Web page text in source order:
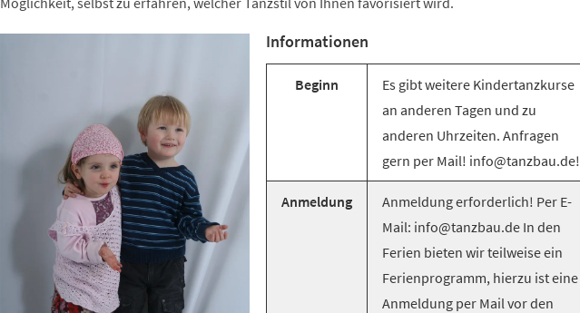
Informationen
Beginn
Es gibt weitere Kindertanzkurse
an anderen Tagen und zu
anderen Uhrzeiten. Anfragen
gern per Mail! info@tanzbau.de!
Anmeldung
Anmeldung erforderlich! Per E-
Mail: info@tanzbau.de In den
Ferien bieten wir teilweise ein
Ferienprogramm, hierzu ist eine
Anmeldung per Mail vor den